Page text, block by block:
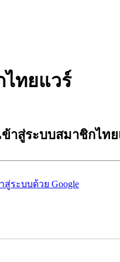
ไทยแวร์
ข้าสู่ระบบสมาชิกไท
สู่ระบบด้วย Google